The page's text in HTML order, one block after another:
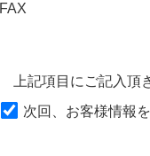
FAX
上記項目にご記入頂
次回、お客様情報